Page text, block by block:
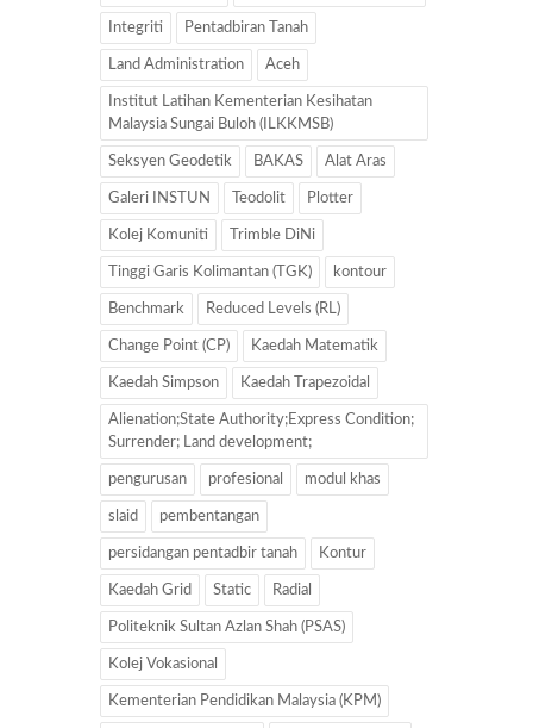
Integriti Pentadbiran Tanah
Land Administration Aceh
Institut Latihan Kementerian Kesihatan
Malaysia Sungai Buloh (ILKKMSB)
Seksyen Geodetik BAKAS Alat Aras
Galeri INSTUN Teodolit Plotter
Kolej Komuniti Trimble DiNi
Tinggi Garis Kolimantan (TGK) kontour
Benchmark Reduced Levels (RL)
Change Point (CP) Kaedah Matematik
Kaedah Simpson Kaedah Trapezoidal
Alienation;State Authority;Express Condition;
Surrender; Land development;
pengurusan profesional modul khas
slaid pembentangan
persidangan pentadbir tanah Kontur
Kaedah Grid Static Radial
Politeknik Sultan Azlan Shah (PSAS)
Kolej Vokasional
Kementerian Pendidikan Malaysia (KPM)